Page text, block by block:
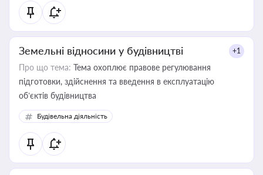
Земельні відносини у будівництві +1
Про що тема: Тема охоплює правове регулювання
підготовки, здійснення та введення в експлуатацію
об’єктів будівництва
Будівельна діяльність